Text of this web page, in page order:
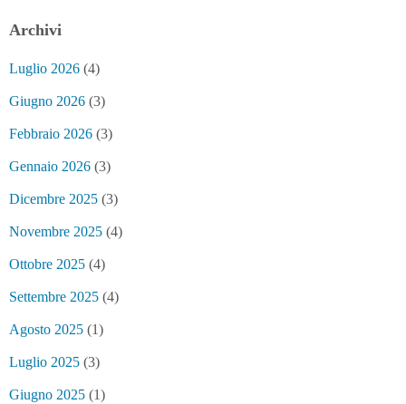
Archivi
Luglio 2026 (4)
Giugno 2026 (3)
Febbraio 2026 (3)
Gennaio 2026 (3)
Dicembre 2025 (3)
Novembre 2025 (4)
Ottobre 2025 (4)
Settembre 2025 (4)
Agosto 2025 (1)
Luglio 2025 (3)
Giugno 2025 (1)